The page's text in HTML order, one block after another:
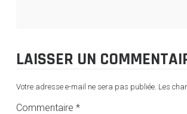
LAISSER UN
Votre adresse e-mail ne sera pas publiée. Les
Commentaire *